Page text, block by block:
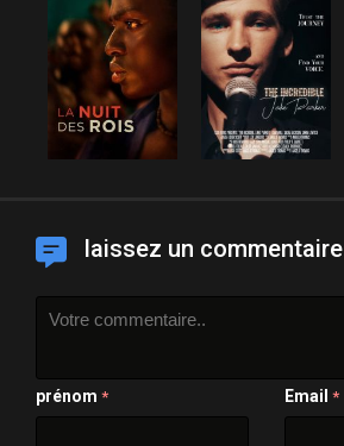
laissez un commentaire
prénom * Email *